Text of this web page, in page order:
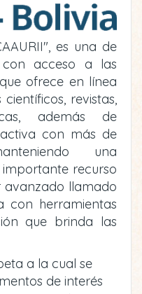
es una de
con acceso a las
ofrece en línea
revistas,
además de
con más de
una
recurso
llamado
con herramientas
que brinda las
a la cual se
de interés